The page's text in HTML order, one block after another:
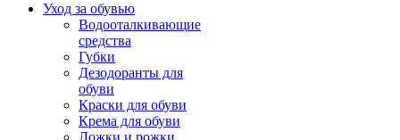
Уход за обувью
Водооталкивающие
средства
Губки
Дезодоранты для
обуви
Краски для обуви
Крема для обуви
Ложки и рожки